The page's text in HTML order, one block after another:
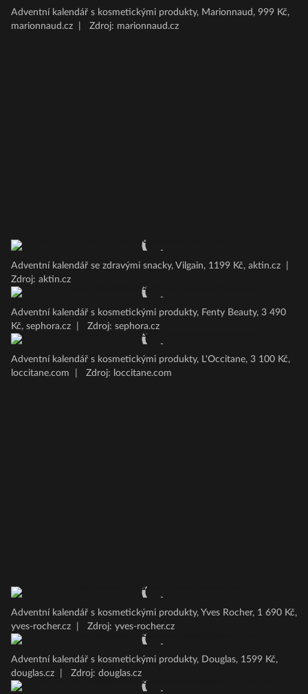
Adventní kalendář s kosmetickými produkty, Marionnaud, 999 Kč,
marionnaud.cz
Zdroj: marionnaud.cz
Adventní kalendář se zdravými snacky, Vilgain, 1199 Kč, aktin.cz
Zdroj: aktin.cz
Adventní kalendář s kosmetickými produkty, Fenty Beauty, 3 490
Kč, sephora.cz
Zdroj: sephora.cz
Adventní kalendář s kosmetickými produkty, L'Occitane, 3 100 Kč,
loccitane.com
Zdroj: loccitane.com
Adventní kalendář s kosmetickými produkty, Yves Rocher, 1 690 Kč,
yves-rocher.cz
Zdroj: yves-rocher.cz
Adventní kalendář s kosmetickými produkty, Douglas, 1599 Kč,
douglas.cz
Zdroj: douglas.cz